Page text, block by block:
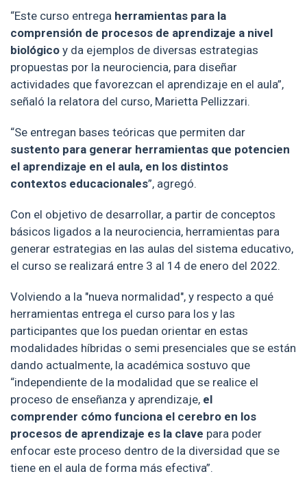
“Este curso entrega herramientas para la
comprensión de procesos de aprendizaje a nivel
biológico y da ejemplos de diversas estrategias
propuestas por la neurociencia, para diseñar
actividades que favorezcan el aprendizaje en el aula”,
señaló la relatora del curso, Marietta Pellizzari.
“Se entregan bases teóricas que permiten dar
sustento para generar herramientas que potencien
el aprendizaje en el aula, en los distintos
contextos educacionales”, agregó.
Con el objetivo de desarrollar, a partir de conceptos
básicos ligados a la neurociencia, herramientas para
generar estrategias en las aulas del sistema educativo,
el curso se realizará entre 3 al 14 de enero del 2022.
Volviendo a la "nueva normalidad", y respecto a qué
herramientas entrega el curso para los y las
participantes que los puedan orientar en estas
modalidades híbridas o semi presenciales que se están
dando actualmente, la académica sostuvo que
“independiente de la modalidad que se realice el
proceso de enseñanza y aprendizaje, el
comprender cómo funciona el cerebro en los
procesos de aprendizaje es la clave para poder
enfocar este proceso dentro de la diversidad que se
tiene en el aula de forma más efectiva”.